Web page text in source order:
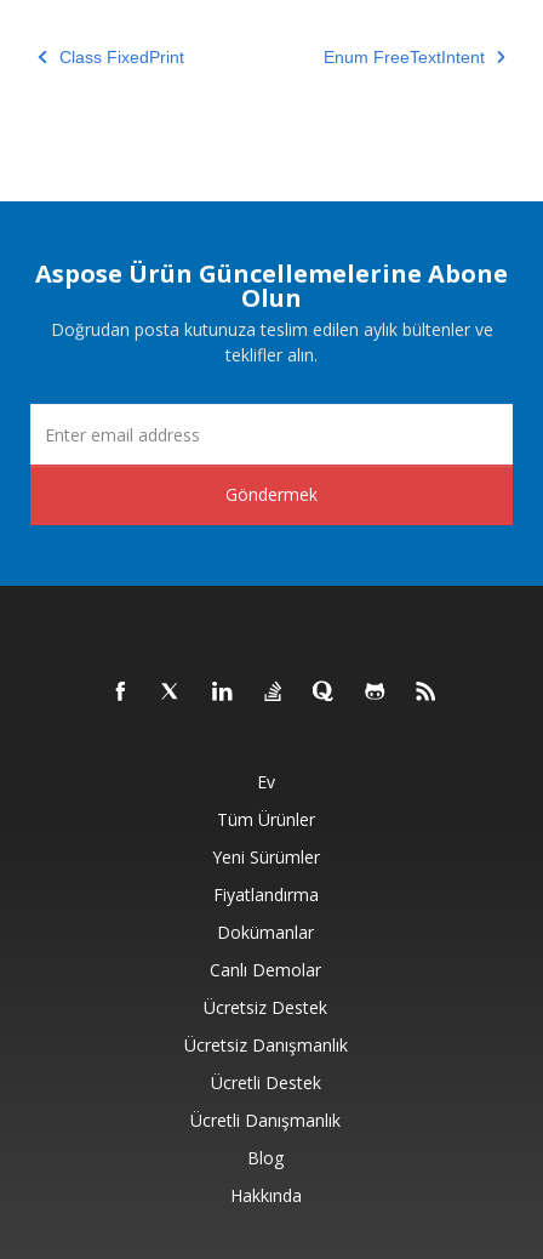
Class FixedPrint Enum FreeTextIntent
Aspose Ürün Güncellemelerine Abone
Olun
Doğrudan posta kutunuza teslim edilen aylık bültenler ve
teklifler alın.
Göndermek
Ev
Tüm Ürünler
Yeni Sürümler
Fiyatlandırma
Dokümanlar
Canlı Demolar
Ücretsiz Destek
Ücretsiz Danışmanlık
Ücretli Destek
Ücretli Danışmanlık
Blog
Hakkında